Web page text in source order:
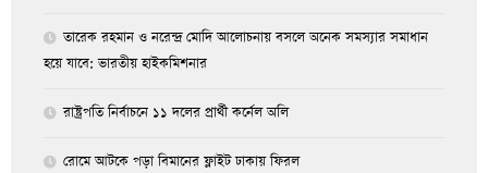
তারেক রহমান ও নরেন্দ্র মোদি আলোচনায় বসলে অনেক সমস্যার সমাধান
হয়ে যাবে: ভারতীয় হাইকমিশনার
রাষ্ট্রপতি নির্বাচনে ১১ দলের প্রার্থী কর্নেল অলি
রোমে আটকে পড়া বিমানের ফ্লাইট ঢাকায় ফিরল